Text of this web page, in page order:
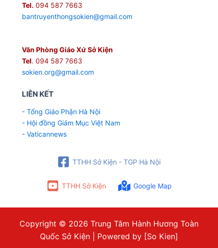
Tel. 094 587 7663
bantruyenthongsokien@gmail.com
Văn Phòng Giáo Xứ Sở Kiện
Tel. 094 587 7663
sokien.org@gmail.com
LIÊN KẾT
- Tổng Giáo Phận Hà Nội
- Hội đồng Giám Mục Việt Nam
- Vaticannews
TTHH Sở Kiện - TGP Hà Nội
TTHH Sở Kiện Google Map
Copyright © 2026 Trung Tâm Hành Hương Toàn
Quốc Sở Kiện | Powered by [So Kien]